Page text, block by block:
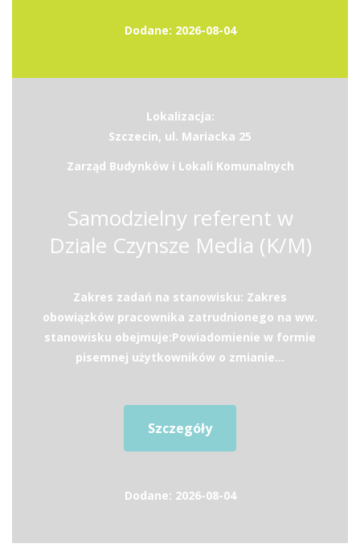
Dodane: 2026-08-04
Lokalizacja:
Szczecin, ul. Mariacka 25
Zarząd Budynków i Lokali Komunalnych
Samodzielny referent w
Dziale Czynsze Media (K/M)
Zakres zadań na stanowisku: Zakres
obowiązków pracownika zatrudnionego na ww.
stanowisku obejmuje:Powiadomienie w formie
pisemnej użytkowników o zmianie...
Szczegóły
Dodane: 2026-08-04